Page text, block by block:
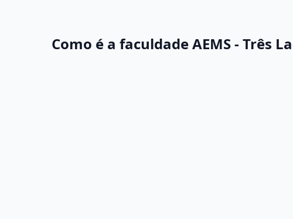
Como é a faculdade AEMS - Três